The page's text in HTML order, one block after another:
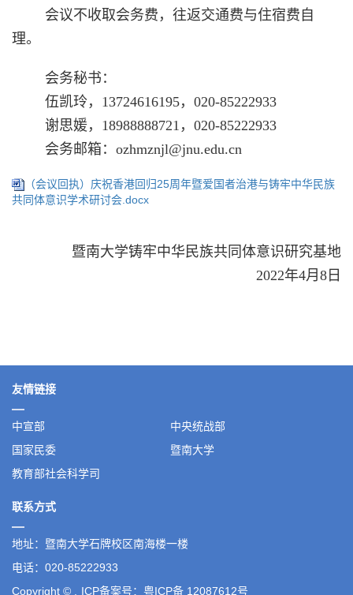
会议不收取会务费，往返交通费与住宿费自
理。
会务秘书：
伍凯玲， 13724616195，020-85222933
谢思媛， 18988888721 ，020-85222933
会务邮箱：ozhmznjl@jnu.edu.cn
（会议回执）庆祝香港回归25周年暨爱国者治港与铸牢中华民族
共同体意识学术研讨会.docx
暨南大学铸牢中华民族共同体意识研究基地
2022年4月 8 日
友情链接
中宣部
中央统战部
国家民委
暨南大学
教育部社会科学司
联系方式
地址：暨南大学石牌校区南海楼一楼
电话：020-85222933
Copyright © .
ICP备案号：粤ICP备 12087612号